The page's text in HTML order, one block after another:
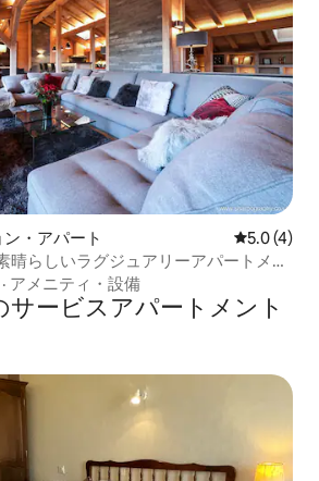
・アパート レビュー4
5.0 (4)
晴らしいラグジュアリーアパートメン
· アメニティ・設備
サービスアパートメント